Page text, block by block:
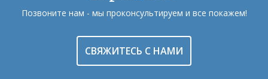
Позвоните нам - мы проконсультируем и все покажем!
СВЯЖИТЕСЬ С НАМИ